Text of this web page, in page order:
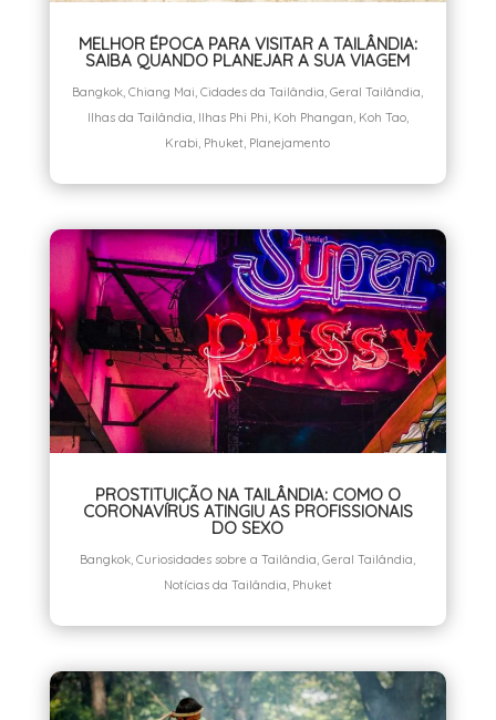
MELHOR ÉPOCA PARA VISITAR A TAILÂNDIA:
SAIBA QUANDO PLANEJAR A SUA VIAGEM
Bangkok,Chiang Mai,Cidades da Tailândia,Geral Tailândia,
Ilhas da Tailândia, Ilhas Phi Phi, Koh Phangan, Koh Tao,
Krabi, Phuket, Planejamento
PROSTITUIÇÃO NA TAILÂNDIA: COMO O
CORONAVÍRUS ATINGIU AS PROFISSIONAIS
DO SEXO
Bangkok ,Curiosidades sobre a Tailândia ,Geral Tailândia
Notícias da Tailândia Phuket